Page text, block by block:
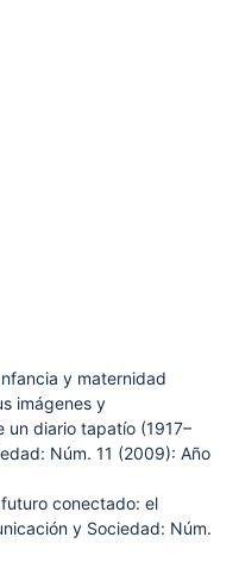
y maternidad
imágenes y
un diario tapatío (1917–
Núm. 11 (2009): Año
futuro conectado: el
y Sociedad: Núm.